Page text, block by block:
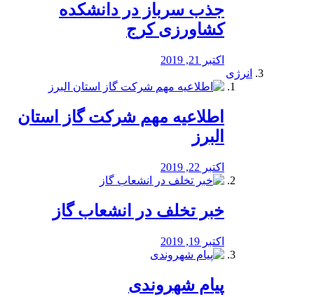
جذب سرباز در دانشکده
کشاورزی کرج
اکتبر 21, 2019
انرژی
️اطلاعیه مهم شرکت گاز استان
البرز
اکتبر 22, 2019
خبر تخلف در انشعاب گاز
اکتبر 19, 2019
پیام شهروندی